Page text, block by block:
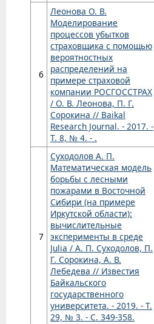
6
Леонова О. В.
Моделирование
процессов убытков
страховщика с помощью
вероятностных
распределений на
примере страховой
компании РОСГОССТРАХ
/ О. В. Леонова, П. Г.
Сорокина // Baikal
Research Journal. - 2017. -
Т. 8, № 4. - .
7
Суходолов А. П.
Математическая модель
борьбы с лесными
пожарами в Восточной
Сибири (на примере
Иркутской области):
вычислительные
эксперименты в среде
Julia / А. П. Суходолов, П.
Г. Сорокина, А. В.
Лебедева // Известия
Байкальского
государственного
университета. - 2019. - Т.
29, № 3. - С. 349-358.